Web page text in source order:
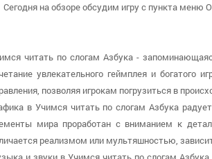
Сегодня на обзоре обсудим игру с пункта меню
читать по слогам Азбука -
увлекательного геймплея и богатого
позволяя игрокам погрузиться в
в Учимся читать по слогам Азбука
мира проработан с вниманием к
реализмом или мультяшностью,